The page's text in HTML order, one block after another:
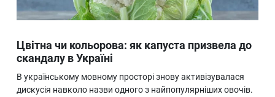
Людина
Ukraine
Про нас
Цвітна чи кольорова: як капуста призвела до
скандалу в Україні
В українському мовному просторі знову активізувалася
дискусія навколо назви одного з найпопулярніших овочів.